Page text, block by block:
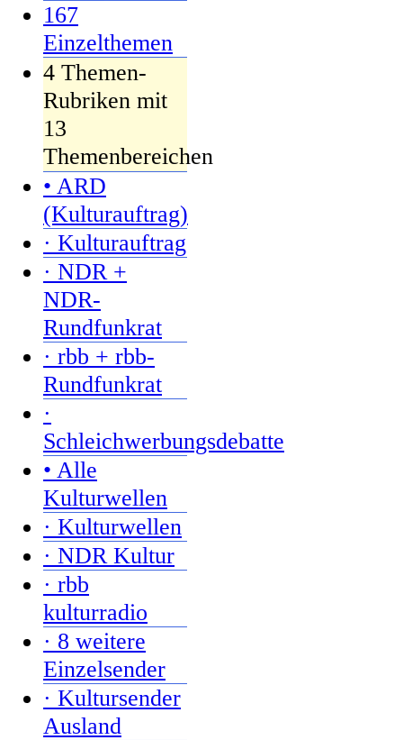
167
Einzelthemen
4 Themen-
Rubriken mit
13
Themenbereichen
• ARD
(Kulturauftrag)
· Kulturauftrag
· NDR +
NDR-
Rundfunkrat
· rbb + rbb-
Rundfunkrat
·
Schleichwerbungsdebatte
• Alle
Kulturwellen
· Kulturwellen
· NDR Kultur
· rbb
kulturradio
· 8 weitere
Einzelsender
· Kultursender
Ausland